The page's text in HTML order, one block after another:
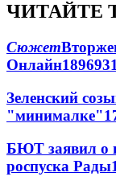
ЧИТАЙТЕ
Сюжет
Онлайн18969
Зеленский
"минималке"
БЮТ заявил о
роспуска Рады